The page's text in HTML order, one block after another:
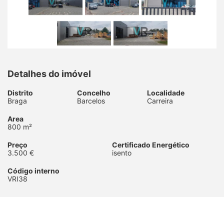
Detalhes do imóvel
Distrito
Braga
Concelho
Barcelos
Localidade
Carreira
Area
800 m²
Preço
3.500 €
Certificado Energético
isento
Código interno
VRI38